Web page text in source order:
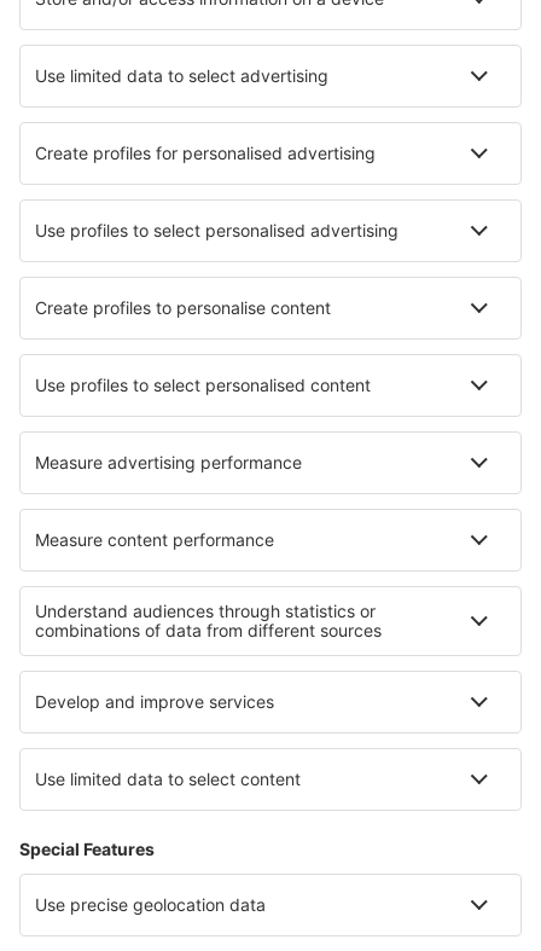
Hoteluri în Bangkok Hoteluri în Kaeng Krachan
Hoteluri în Karon Hoteluri în Chak Phong
Hoteluri Chachoengsao Hoteluri în Mae Nam
Cele mai bune hoteluri - orașe
Hoteluri în San Pellegrino Terme Hoteluri în Sulęcinek
Hoteluri în Neiafu Hoteluri în Grayson
Hoteluri în Villalonga Hoteluri în Roncadelle
Hoteluri în Surbiton Hoteluri în Loubens-Lauragais
Cele mai bune hoteluri - regiuni
Hoteluri in Chiang Mai Hoteluri in Chiang Rai
Hoteluri in Phangan Hoteluri on Ko Lanta
Hoteluri in Khao Yai National Park
Hoteluri în Meribel-les-Allues
Hoteluri in Val di Fiemme Hoteluri in Insula Hvar